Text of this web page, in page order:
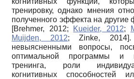
тренировку, однако мнения
полученного эффекта на другие
[Brehmer, 2012; Kueider, 2012;
Muijden, 2012;Zinke, 2014].
невыясненными вопросы,
оптимальной программы и
тренинга, роли
когнитивных способностей